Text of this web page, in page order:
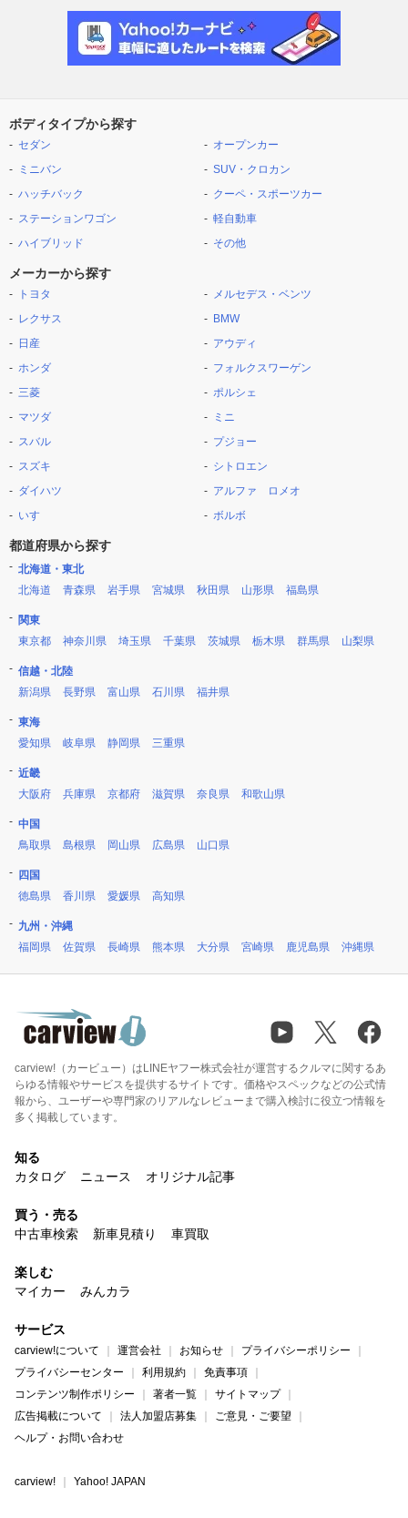
ボディタイプから探す
セダン
ミニバン
ハッチバック
ステーションワゴン
ハイブリッド
オープンカー
SUV・クロカン
クーペ・スポーツカー
軽自動車
その他
メーカーから探す
トヨタ
レクサス
日産
ホンダ
三菱
マツダ
スバル
スズキ
ダイハツ
いすゞ
メルセデス・ベンツ
BMW
アウディ
フォルクスワーゲン
ポルシェ
ミニ
プジョー
シトロエン
アルファ ロメオ
ボルボ
都道府県から探す
北海道・東北
北海道
青森県 岩手県 宮城県 秋田県 山形県 福島県
関東
東京都
神奈川県 埼玉県 千葉県 茨城県 栃木県 群馬県 山梨県
信越・北陸
新潟県
長野県 富山県 石川県 福井県
東海
愛知県
岐阜県 静岡県 三重県
近畿
大阪府
兵庫県 京都府 滋賀県 奈良県 和歌山県
中国
鳥取県
島根県 岡山県 広島県 山口県
四国
徳島県
香川県 愛媛県 高知県
九州・沖縄
福岡県
佐賀県 長崎県 熊本県 大分県 宮崎県 鹿児島県 沖縄県
carview!（カービュー）はLINEヤフー株式会社が運営するクルマに関するあ
らゆる情報やサービスを提供するサイトです。価格やスペックなどの公式情
報から、ユーザーや専門家のリアルなレビューまで購入検討に役立つ情報を
多く掲載しています。
知る
カタログ
ニュース オリジナル記事
買う・売る
中古車検索
新車見積り 車買取
楽しむ
マイカー
みんカラ
サービス
carview!について 運営会社 お知らせ
プライバシーポリシー
プライバシーセンター
利用規約
免責事項
コンテンツ制作ポリシー
著者一覧
サイトマップ
広告掲載について
法人加盟店募集
ご意見・ご要望
ヘルプ・お問い合わせ
carview! Yahoo! JAPAN